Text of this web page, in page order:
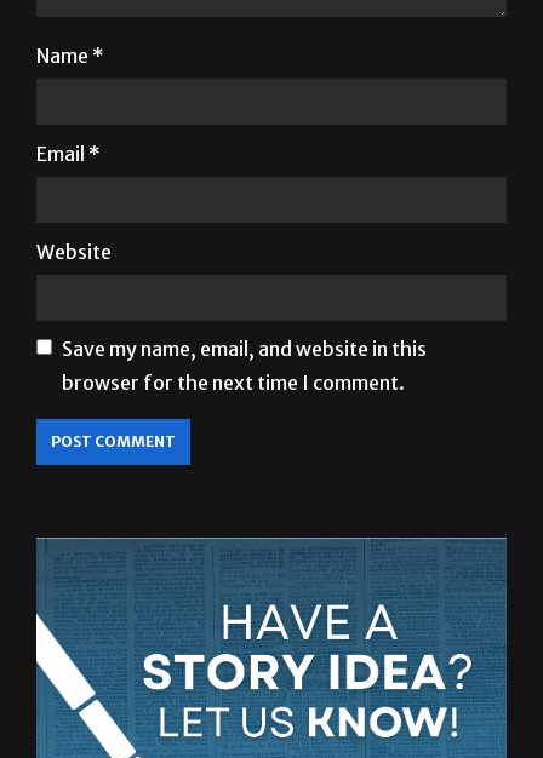
Name *
Email *
Website
Save my name, email, and website in this
browser for the next time I comment.